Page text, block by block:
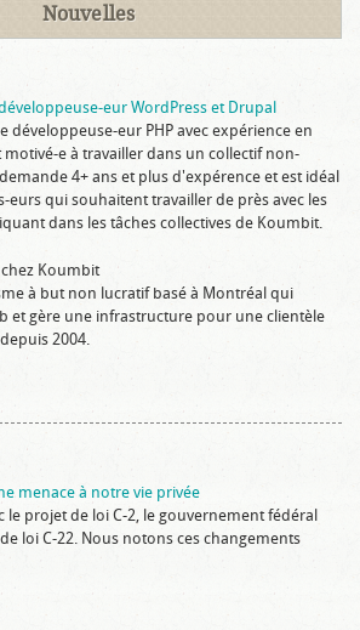
Nouvelles
eur WordPress et Drupal
développeuse-eur PHP avec expérience en
motivé-e à travailler dans un collectif non-
4+ ans et plus d'expérence et est idéal
eurs qui souhaitent travailler de près avec les
dans les tâches collectives de Koumbit.
Koumbit
à but non lucratif basé à Montréal qui
et gère une infrastructure pour une clientèle
2004.
menace à notre vie privée
le projet de loi C-2, le gouvernement fédéral
loi C-22. Nous notons ces changements